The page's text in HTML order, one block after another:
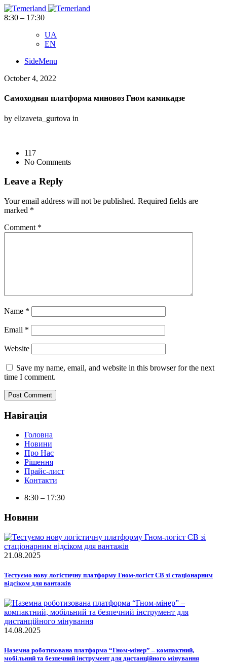
8:30 – 17:30
UA
EN
SideMenu
October 4, 2022
Самоходная платформа миновоз Гном камикадзе
by elizaveta_gurtova in
117
No Comments
Leave a Reply
Your email address will not be published. Required fields are
marked *
Comment *
Name *
Email *
Website
Save my name, email, and website in this browser for the next
time I comment.
Навігація
Головна
Новини
Про Нас
Рішення
Прайс-лист
Контакти
8:30 – 17:30
Новини
21.08.2025
Тестуємо нову логістичну платформу Гном-логіст СВ зі стаціонарним
відсіком для вантажів
14.08.2025
Наземна роботизована платформа “Гном-мінер” – компактний,
мобільний та безпечний інструмент для дистанційного мінування